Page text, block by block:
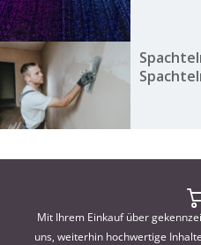
Mit Ihrem Einkauf über
uns, weiterhin hochwertige